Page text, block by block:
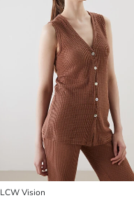
LCW Vision